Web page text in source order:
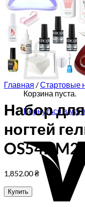
Вернуться
0
Корзина
Корзина пуста.
Вернуться в
Главная /Стартовые
Набор
ногтей
1,852.00₴
Купить